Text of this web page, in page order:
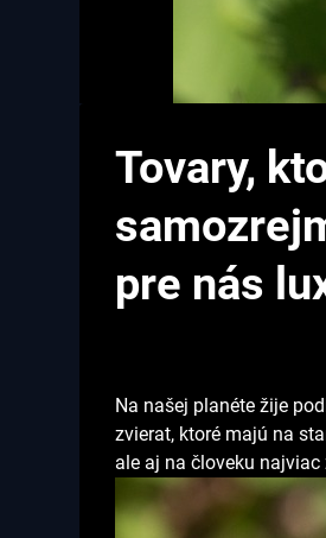
Tovary,
pre nás
Na našej planéte žije
zvierat, ktoré majú na
ale aj na človeku